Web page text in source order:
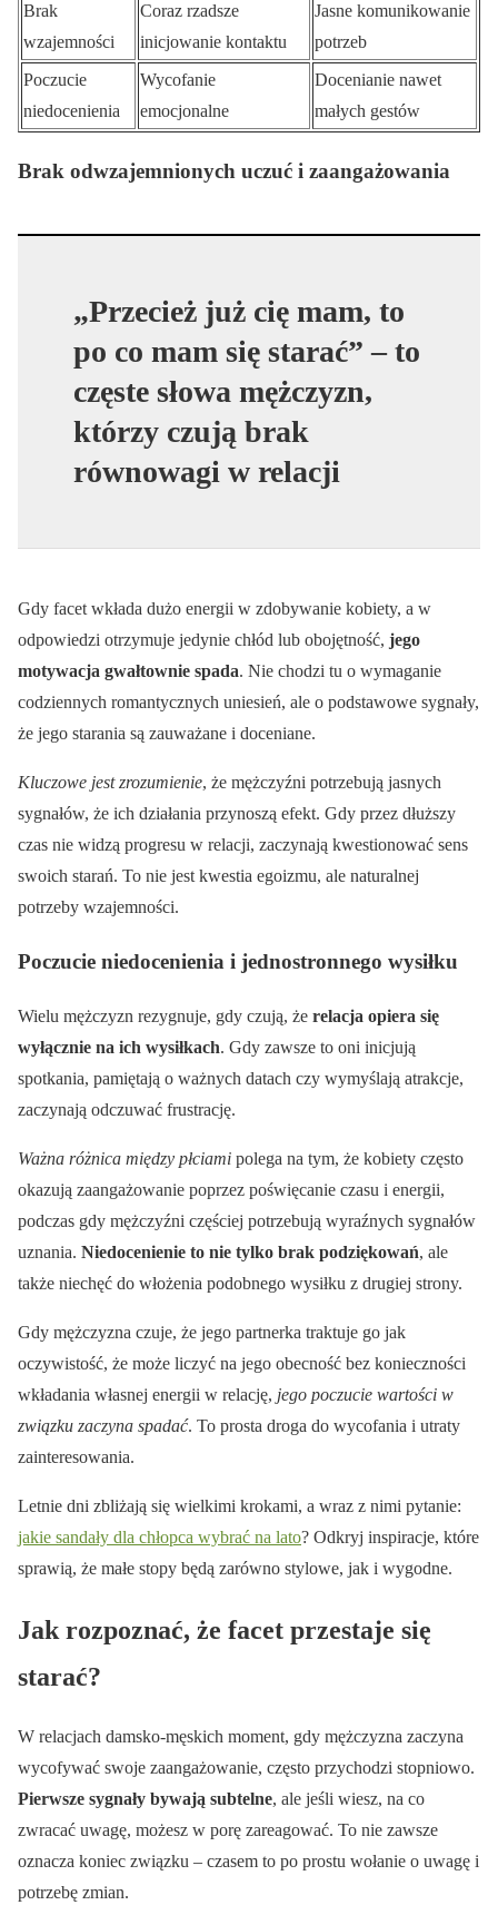
Brak
wzajemności
Coraz rzadsze
inicjowanie kontaktu
Jasne komunikowanie
potrzeb
Poczucie
niedocenienia
Wycofanie
emocjonalne
Docenianie nawet
małych gestów
Brak odwzajemnionych uczuć i zaangażowania
„Przecież już cię mam, to
po co mam się starać” – to
częste słowa mężczyzn,
którzy czują brak
równowagi w relacji
Gdy facet wkłada dużo energii w zdobywanie kobiety, a w
odpowiedzi otrzymuje jedynie chłód lub obojętność, jego
motywacja gwałtownie spada. Nie chodzi tu o wymaganie
codziennych romantycznych uniesień, ale o podstawowe sygnały,
że jego starania są zauważane i doceniane.
Kluczowe jest zrozumienie, że mężczyźni potrzebują jasnych
sygnałów, że ich działania przynoszą efekt. Gdy przez dłuższy
czas nie widzą progresu w relacji, zaczynają kwestionować sens
swoich starań. To nie jest kwestia egoizmu, ale naturalnej
potrzeby wzajemności.
Poczucie niedocenienia i jednostronnego wysiłku
Wielu mężczyzn rezygnuje, gdy czują, że relacja opiera się
wyłącznie na ich wysiłkach. Gdy zawsze to oni inicjują
spotkania, pamiętają o ważnych datach czy wymyślają atrakcje,
zaczynają odczuwać frustrację.
Ważna różnica między płciami polega na tym, że kobiety często
okazują zaangażowanie poprzez poświęcanie czasu i energii,
podczas gdy mężczyźni częściej potrzebują wyraźnych sygnałów
uznania. Niedocenienie to nie tylko brak podziękowań, ale
także niechęć do włożenia podobnego wysiłku z drugiej strony.
Gdy mężczyzna czuje, że jego partnerka traktuje go jak
oczywistość, że może liczyć na jego obecność bez konieczności
wkładania własnej energii w relację, jego poczucie wartości w
związku zaczyna spadać. To prosta droga do wycofania i utraty
zainteresowania.
Letnie dni zbliżają się wielkimi krokami, a wraz z nimi pytanie:
jakie sandały dla chłopca wybrać na lato? Odkryj inspiracje, które
sprawią, że małe stopy będą zarówno stylowe, jak i wygodne.
Jak rozpoznać, że facet przestaje się
starać?
W relacjach damsko-męskich moment, gdy mężczyzna zaczyna
wycofywać swoje zaangażowanie, często przychodzi stopniowo.
Pierwsze sygnały bywają subtelne, ale jeśli wiesz, na co
zwracać uwagę, możesz w porę zareagować. To nie zawsze
oznacza koniec związku – czasem to po prostu wołanie o uwagę i
potrzebę zmian.